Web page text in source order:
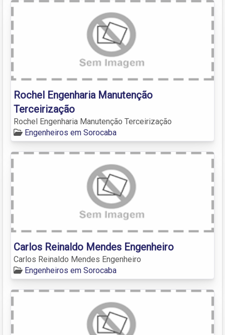
Rochel Engenharia Manutenção
Terceirização
Rochel Engenharia Manutenção Terceirização
Engenheiros em Sorocaba
Carlos Reinaldo Mendes Engenheiro
Carlos Reinaldo Mendes Engenheiro
Engenheiros em Sorocaba